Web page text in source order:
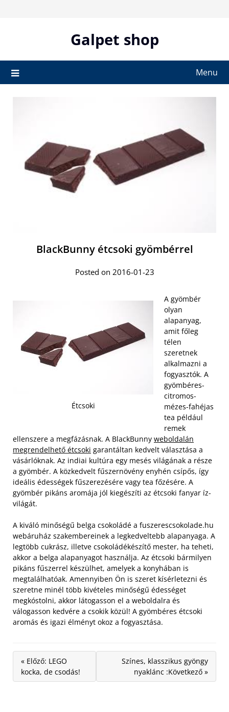
Galpet shop
Menu
BlackBunny étcsoki gyömbérrel
Posted on 2016-01-23
Étcsoki
A gyömbér
olyan
alapanyag,
amit főleg
télen
szeretnek
alkalmazni a
fogyasztók. A
gyömbéres-
citromos-
mézes-fahéjas
tea például
remek
ellenszere a megfázásnak. A BlackBunny weboldalán
megrendelhető étcsoki garantáltan kedvelt választása a
vásárlóknak. Az indiai kultúra egy mesés világának a része
a gyömbér. A közkedvelt fűszernövény enyhén csípős, így
ideális édességek fűszerezésére vagy tea főzésére. A
gyömbér pikáns aromája jól kiegészíti az étcsoki fanyar íz-
világát.
A kiváló minőségű belga csokoládé a fuszerescsokolade.hu
webáruház szakembereinek a legkedveltebb alapanyaga. A
legtöbb cukrász, illetve csokoládékészítő mester, ha teheti,
akkor a belga alapanyagot használja. Az étcsoki bármilyen
pikáns fűszerrel készülhet, amelyek a konyhában is
megtalálhatóak. Amennyiben Ön is szeret kísérletezni és
szeretne minél több kivételes minőségű édességet
megkóstolni, akkor látogasson el a weboldalra és
válogasson kedvére a csokik közül! A gyömbéres étcsoki
aromás és igazi élményt okoz a fogyasztása.
« Előző: LEGO
kocka, de csodás!
Színes, klasszikus gyöngy
nyaklánc :Következő »